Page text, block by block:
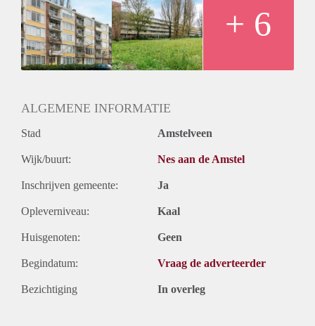
+ 6
ALGEMENE INFORMATIE
Stad Amstelveen
Wijk/buurt: Nes aan de Amstel
Inschrijven gemeente: Ja
Opleverniveau: Kaal
Huisgenoten: Geen
Begindatum: Vraag de adverteerder
Bezichtiging In overleg